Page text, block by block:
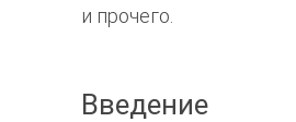
и прочего.
Введение